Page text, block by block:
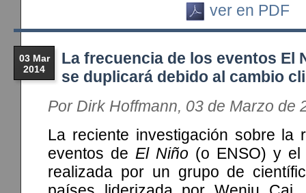
ver en PDF
03 Mar
2014
La frecuencia de los eventos El
se duplicará debido al cambio
Por Dirk Hoffmann, 03 de Marzo de
La reciente investigación sobre la
eventos de El Niño (o ENSO) y el
realizada por un grupo de